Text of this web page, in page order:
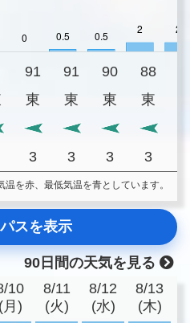
91 91 90 88
東 東 東 東
3 3 3 3
を赤、最低気温を青としています。
スを表示
90日間の天気を見る
10
(月)
8/11
(火)
8/12
(水)
8/13
(木)